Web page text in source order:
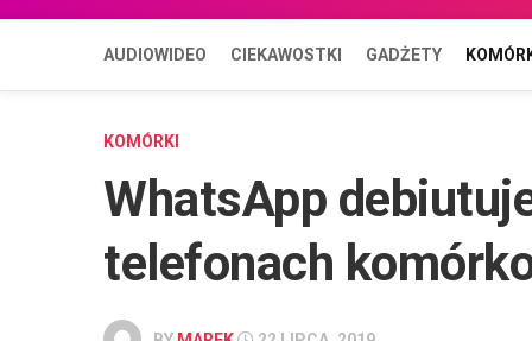
AUDIOWIDEO CIEKAWOSTKI GADŻETY
KOMÓRKI
WhatsApp
telefonach